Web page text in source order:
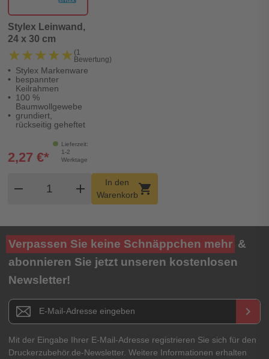
Stylex Leinwand,
24 x 30 cm
★★★★★
★★★★★ (1
Bewertung)
Stylex Markenware
bespannter
Keilrahmen
100 %
Baumwollgewebe
grundiert,
rückseitig geheftet
Lieferzeit:
1-2
Werktage
2,27 €*
remove
Produkt Warenkorb Menge
add
In den
Warenkorbshopping_cart
Verpassen Sie keine Schnäppchen mehr &
abonnieren Sie jetzt unseren kostenlosen
Newsletter!
Newsletter E-Mail Adresse keyboard_arrow_right
Mit der Eingabe Ihrer E-Mail-Adresse registrieren Sie sich für den
Druckerzubehör.de-Newsletter. Weitere Informationen erhalten